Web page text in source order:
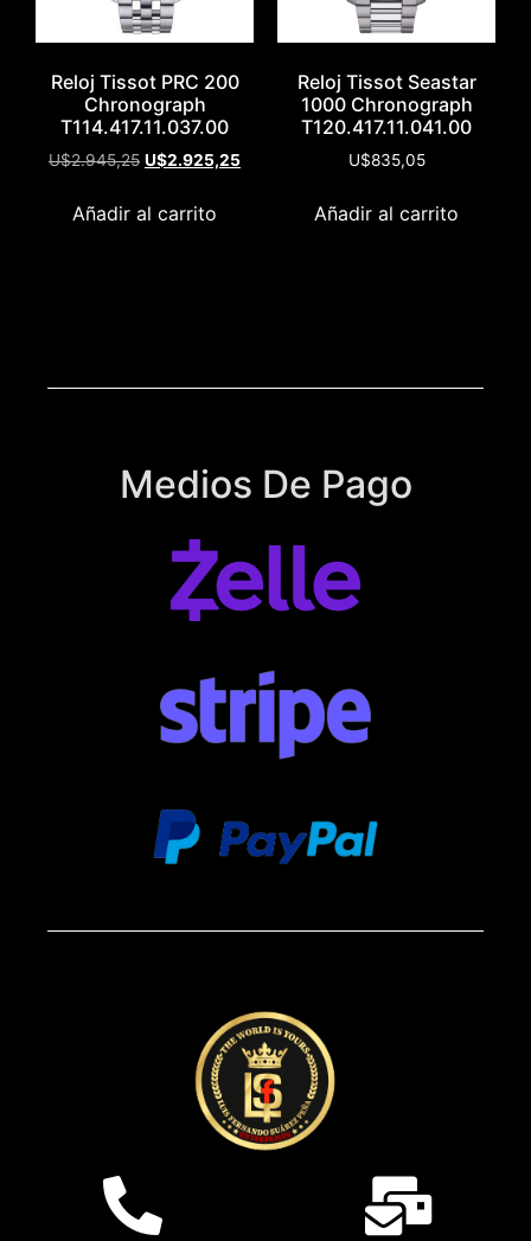
Reloj Tissot PRC 200
Chronograph
T114.417.11.037.00
U$2.945,25 U$2.925,25
Añadir al carrito
Reloj Tissot Seastar
1000 Chronograph
T120.417.11.041.00
U$835,05
Añadir al carrito
Medios De Pago